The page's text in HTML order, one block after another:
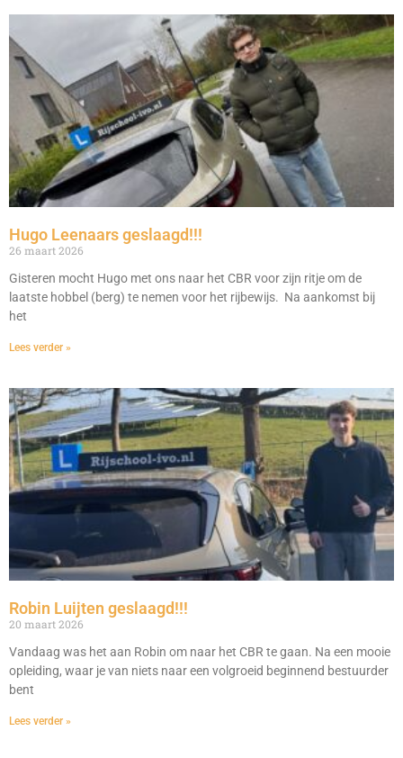
Hugo Leenaars geslaagd!!!
26 maart 2026
Gisteren mocht Hugo met ons naar het CBR voor zijn ritje om de
laatste hobbel (berg) te nemen voor het rijbewijs. Na aankomst bij
het
Lees verder »
Robin Luijten geslaagd!!!
20 maart 2026
Vandaag was het aan Robin om naar het CBR te gaan. Na een mooie
opleiding, waar je van niets naar een volgroeid beginnend bestuurder
bent
Lees verder »